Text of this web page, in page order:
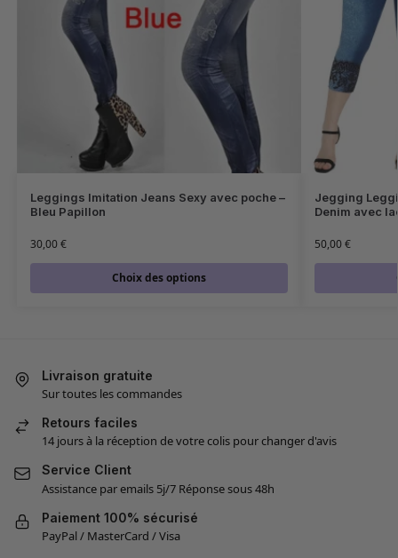
Leggings Imitation Jeans Sexy avec poche –
Bleu Papillon
30,00€
Choix des options
Jegging
Denim avec
50,00€
Livraison gratuite
Sur toutes les commandes
Retours faciles
14 jours à la réception de votre colis pour changer d'avis
Service Client
Assistance par emails 5j/7 Réponse sous 48h
Paiement 100% sécurisé
PayPal / MasterCard / Visa